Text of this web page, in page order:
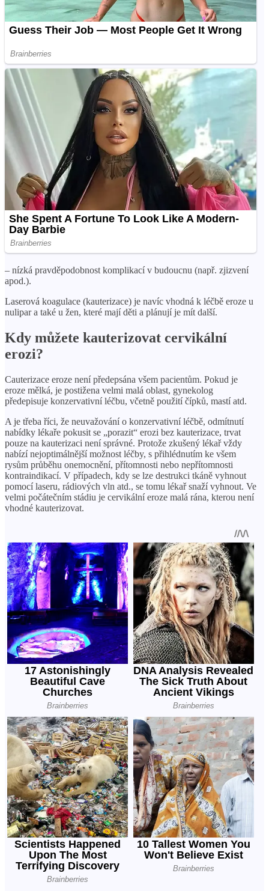
– nízká pravděpodobnost komplikací v budoucnu (např. zjizvení
apod.).
Laserová koagulace (kauterizace) je navíc vhodná k léčbě eroze u
nulipar a také u žen, které mají děti a plánují je mít další.
Kdy můžete kauterizovat cervikální
erozi?
Cauterizace eroze není předepsána všem pacientům. Pokud je
eroze mělká, je postižena velmi malá oblast, gynekolog
předepisuje konzervativní léčbu, včetně použití čípků, mastí atd.
A je třeba říci, že neuvažování o konzervativní léčbě, odmítnutí
nabídky lékaře pokusit se „porazit“ erozi bez kauterizace, trvat
pouze na kauterizaci není správné. Protože zkušený lékař vždy
nabízí nejoptimálnější možnost léčby, s přihlédnutím ke všem
rysům průběhu onemocnění, přítomnosti nebo nepřítomnosti
kontraindikací. V případech, kdy se lze destrukci tkáně vyhnout
pomocí laseru, rádiových vln atd., se tomu lékař snaží vyhnout. Ve
velmi počátečním stádiu je cervikální eroze malá rána, kterou není
vhodné kauterizovat.